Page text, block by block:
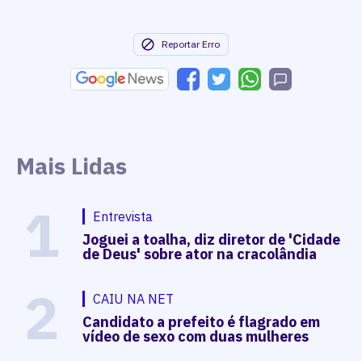
Reportar Erro
Mais Lidas
1 Entrevista
Joguei a toalha, diz diretor de 'Cidade
de Deus' sobre ator na cracolândia
2 CAIU NA NET
Candidato a prefeito é flagrado em
vídeo de sexo com duas mulheres